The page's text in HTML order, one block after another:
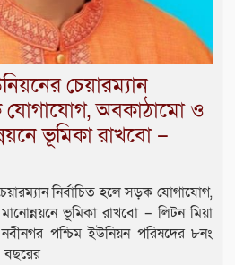
চেয়ারম্যান
যোগাযোগ, অবকাঠামো ও
ভূমিকা রাখবো –
নির্বাচিত হলে সড়ক যোগাযোগ,
ভূমিকা রাখবো – লিটন মিয়া
পশ্চিম ইউনিয়ন পরিষদের ৮নং
বছরের